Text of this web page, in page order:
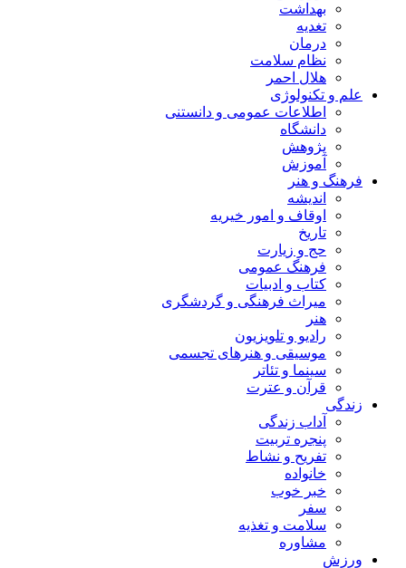
بهداشت
تغدیه
درمان
نظام سلامت
هلال احمر
علم و تکنولوژی
اطلاعات عمومی و دانستنی
دانشگاه
پژوهش
آموزش
فرهنگ و هنر
اندیشه
اوقاف و امور خیریه
تاریخ
حج و زیارت
فرهنگ عمومی
کتاب و ادبیات
میراث فرهنگی و گردشگری
هنر
رادیو و تلویزیون
موسیقی و هنرهای تجسمی
سینما و تئاتر
قرآن و عترت
زندگی
آداب زندگی
پنجره تربیت
تفریح و نشاط
خانواده
خبر خوب
سفر
سلامت و تغذیه
مشاوره
ورزش